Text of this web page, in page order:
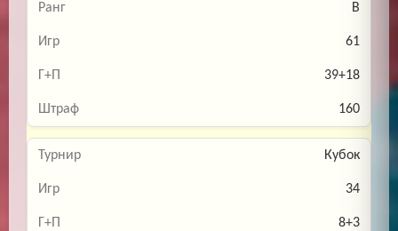
B
61
39+18
160
Кубок
34
8+3